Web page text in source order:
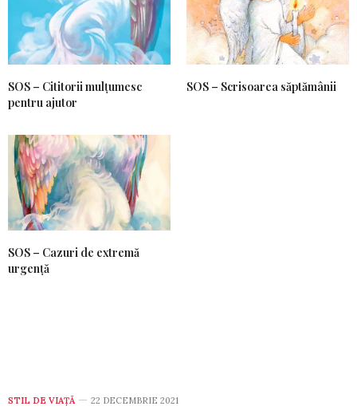
SOS – Cititorii mulțumesc
pentru ajutor
SOS – Scrisoarea săptămânii
SOS – Cazuri de extremă
urgență
STIL DE VIA­ŢĂ 22 DECEMBRIE 2021